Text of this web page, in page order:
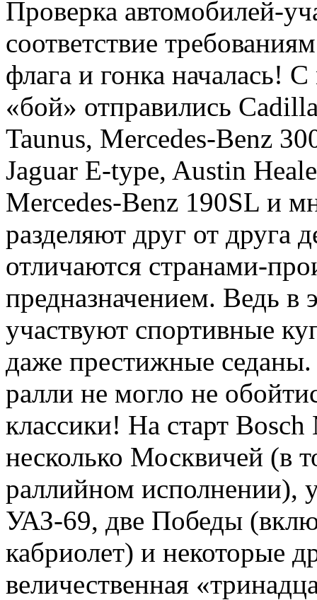
Проверка автомобилей-
соответствие
флага и гонка началась!
«бой» отправились
Taunus, Mercedes-Benz
Jaguar E-type, Austin
Mercedes-Benz 190SL и
разделяют друг от друга
отличаются странами-
предназначением. Ведь в
участвуют спортивные
даже престижные
ралли не могло не
классики! На старт
несколько Москвичей (в
раллийном исполнении),
УАЗ-69, две Победы
кабриолет) и некоторые
величественная